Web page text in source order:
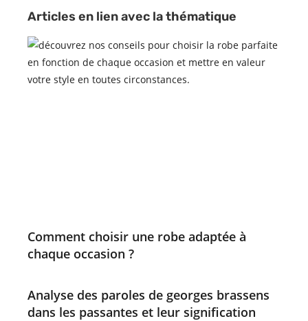
Articles en lien avec la thématique
Comment choisir une robe adaptée à
chaque occasion ?
Analyse des paroles de georges brassens
dans les passantes et leur signification